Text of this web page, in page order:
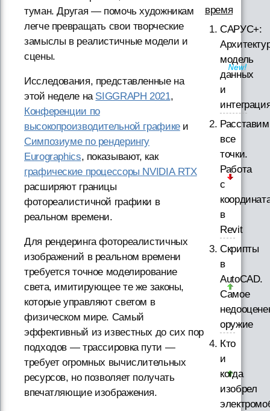
туман. Другая — помочь художникам
легче превращать свои творческие
замыслы в реалистичные модели и
сцены.
Исследования, представленные на
этой неделе на SIGGRAPH 2021,
Конференции по
высокопроизводительной графикеи
Симпозиуме по рендерингу
Eurographics, показывают, как
графические процессоры NVIDIA RTX
расширяют границы
фотореалистичной графики в
реальном времени.
Для рендеринга фотореалистичных
изображений в реальном времени
требуется точное моделирование
света, имитирующее те же законы,
которые управляют светом в
физическом мире. Самый
эффективный из известных до сих пор
подходов — трассировка пути —
требует огромных вычислительных
ресурсов, но позволяет получать
впечатляющие изображения.
время
САРУС+:
модель
данных
и
Расставим
все
точки.
Работа
с
в
Revit
Скрипты
в
AutoCAD.
Самое
оружие
Кто
и
когда
изобрел